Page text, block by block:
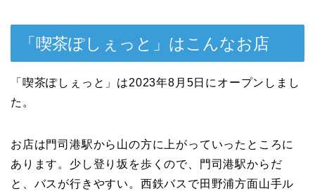
「喫茶ぽしぇっと」はこんなお店
「喫茶ぽしぇっと」は2023年8月5日にオープンしまし
た。
お店は門司港駅から山の方に上がっていったところに
あります。少し登り坂を歩くので、門司港駅からだ
と、バスが行きやすい。西鉄バスで田野浦方面山手ル